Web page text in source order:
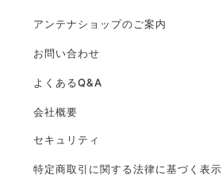
ー
アンテナショップのご案内
お問い合わせ
よくあるQ&A
会社概要
フ
ッ
セキュリティ
特定商取引に関する法律に基づく表示